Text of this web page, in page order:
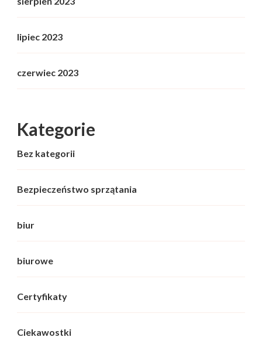
lipiec 2023
czerwiec 2023
Kategorie
Bez kategorii
Bezpieczeństwo sprzątania
biur
biurowe
Certyfikaty
Ciekawostki